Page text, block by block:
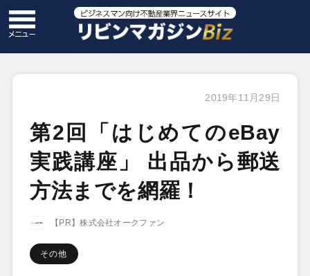
2019年11月29日
第2回「はじめてのeBay
実践講座」 出品から郵送
方法までを網羅！
【PR】株式会社オークファン
その他